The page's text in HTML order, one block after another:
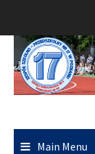
content
Main Menu